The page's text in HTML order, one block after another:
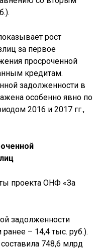
рост
за первое
просроченной
кредитам.
задолженности в
особенно явно по
2016 и 2017 гг.,
проекта ОНФ «За
задолженности
– 14,4 тыс. руб.).
748,6 млрд